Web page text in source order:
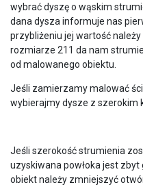
wybrać dyszę o wąskim
dana dysza informuje nas
przybliżeniu jej wartość
rozmiarze 211 da nam
od malowanego obiektu.
Jeśli zamierzamy malować
wybierajmy dysze z szerokim
Jeśli szerokość strumienia
uzyskiwana powłoka jest
obiekt należy zmniejszyć